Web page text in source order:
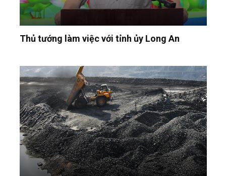
Thủ tướng làm việc với tỉnh ủy Long An